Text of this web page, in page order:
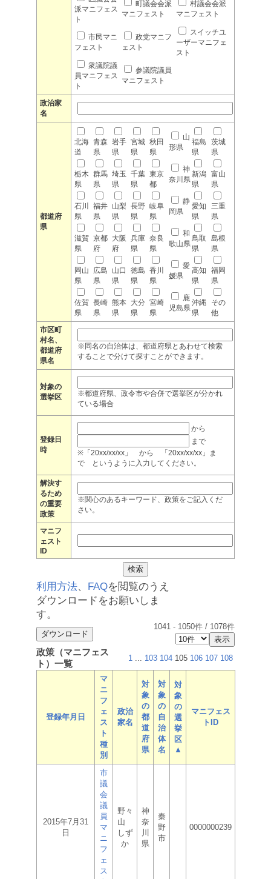
派マニフェス
ト
町議会会派
マニフェスト
村議会会派
マニフェスト
市民マニ
フェスト
政党マニフ
ェスト
スイッチユ
ーザーマニフェ
スト
衆議院議
員マニフェス
ト
参議院議員
マニフェスト
政治家
名
都道府
県
北海
道
青森
県
岩手
県
宮城
県
秋田
県
山
形県
福島
県
茨城
県
栃木
県
群馬
県
埼玉
県
千葉
県
東京
都
神
奈川県
新潟
県
富山
県
石川
県
福井
県
山梨
県
長野
県
岐阜
県
静
岡県
愛知
県
三重
県
滋賀
県
京都
府
大阪
府
兵庫
県
奈良
県
和
歌山県
鳥取
県
島根
県
岡山
県
広島
県
山口
県
徳島
県
香川
県
愛
媛県
高知
県
福岡
県
佐賀
県
長崎
県
熊本
県
大分
県
宮崎
県
鹿
児島県
沖縄
県
その
他
市区町
村名、
都道府
県名
※同名の自治体は、都道府県とあわせて検索
することで分けて探すことができます。
対象の
選挙区
※都道府県、政令市や合併で選挙区が分かれ
ている場合
登録日
時
から
まで
※「20xx/xx/xx」 から 「20xx/xx/xx」ま
で というように入力してください。
解決す
るため
の重要
政策
※関心のあるキーワード、政策をご記入くだ
さい。
マニフ
ェスト
ID
利用方法、 FAQを閲覧のうえ
ダウンロードをお願いしま
す。
1041 - 1050件 / 1078件
政策（マニフェス
ト）一覧
1 ... 103 104 105 106 107 108
登録年月日
マ
ニ
フ
ェ
ス
ト
種
別
政治
家名
対
象
の
都
道
府
県
対
象
の
自
治
体
名
対
象
の
選
挙
区
▲
マニフェス
トID
2015年7月31
日
市
議
会
議
員
マ
ニ
フ
ェ
ス
野々
山
しず
か
神
奈
川
県
秦
野
市
0000000239